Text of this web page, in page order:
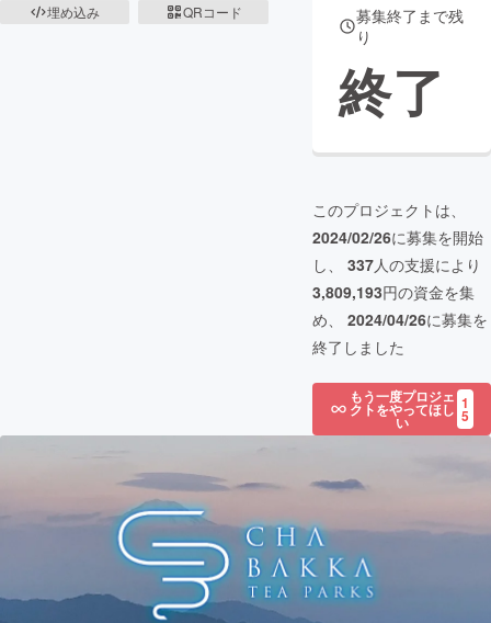
埋め込み
QRコード
募集終了まで残
り
終了
このプロジェクトは、
2024/02/26に募集を開始
し、 337人の支援により
3,809,193円の資金を集
め、 2024/04/26に募集を
終了しました
もう一度プロジェ
クトをやってほし
い
1
5